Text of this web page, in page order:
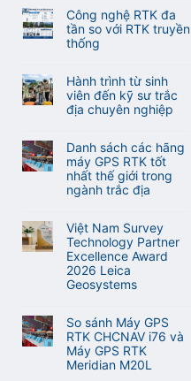
2
Camera)
4.2
VN
GNSS
RTK
TOPTech
Chuyên
Cho
Khảo
Sát
Dựng
Và
Địa
Hình
có
bình
luận
ở
10
hãng
sản
xuất
GNSS
RTK
tốt
nhất
giới
Công nghệ RTK đa
tần so với RTK truyền
thống
có
bình
luận
ở
nghệ
RTK
đa
tần
so
RTK
truyền
thống
Hành trình từ sinh
viên đến kỹ sư trắc
địa chuyên nghiệp
có
bình
luận
ở
Hành
từ
sinh
viên
đến
kỹ
địa
chuyên
nghiệp
Danh sách các hãng
máy GPS RTK tốt
nhất thế giới trong
ngành trắc địa
có
bình
luận
ở
Danh
sách
hãng
máy
GPS
RTK
Việt Nam Survey
Technology Partner
Excellence Award
2026 Leica
Geosystems
có
bình
luận
ở
Việt
So sánh Máy GPS
RTK CHCNAV i76 và
Máy GPS RTK
Meridian M20L